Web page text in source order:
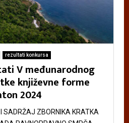
rezultati konkursa
V međunarodnog
književne forme
2024
I SADRŽAJ ZBORNIKA KRATKA